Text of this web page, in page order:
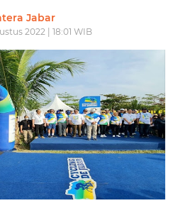
Jabar
2022 | 18:01 WIB